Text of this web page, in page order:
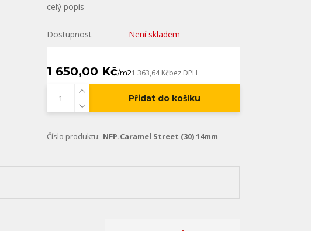
celý popis
Dostupnost Není skladem
1 650,00 Kč/m21 363,64 Kčbez DPH
Přidat do košíku
Číslo produktu: NFP.Caramel Street (30) 14mm